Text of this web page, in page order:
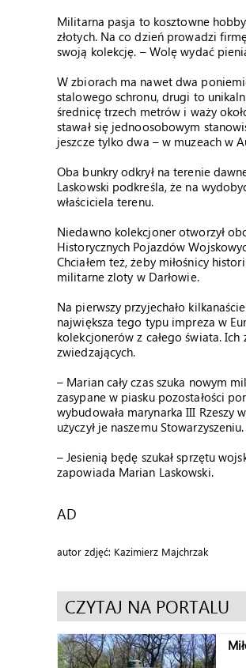
Militarna pasja to kosztowne
złotych. Na co dzień prowadzi
swoją kolekcję. – Wolę wydać
W zbiorach ma nawet dwa
stalowego schronu, drugi to
średnicę trzech metrów i waży
stawał się jednoosobowym
jeszcze tylko dwa – w muzeach w
Oba bunkry odkrył na terenie
Laskowski podkreśla, że na
właściciela terenu.
Niedawno kolekcjoner otworzył
Historycznych Pojazdów
Chciałem też, żeby miłośnicy
militarne zloty w Darłowie.
Na pierwszy przyjechało
największa tego typu impreza w
kolekcjonerów z całego świata.
zwiedzających.
– Marian cały czas szuka nowym
zasypane w piasku pozostałości
wybudowała marynarka III Rzeszy
użyczył je naszemu
– Jesienią będę szukał sprzętu
zapowiada Marian Laskowski.
AD
autor zdjęć: Kazimierz Majchrzak
CZYTAJ NA PORTALU